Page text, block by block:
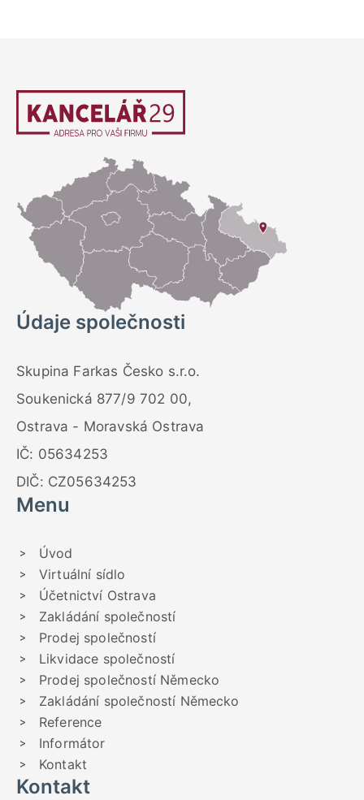
Údaje společnosti
Skupina Farkas Česko s.r.o.
Soukenická 877/9 702 00,
Ostrava - Moravská Ostrava
IČ: 05634253
DIČ: CZ05634253
Menu
Úvod
Virtuální sídlo
Účetnictví Ostrava
Zakládání společností
Prodej společností
Likvidace společností
Prodej společností Německo
Zakládání společností Německo
Reference
Informátor
Kontakt
Kontakt